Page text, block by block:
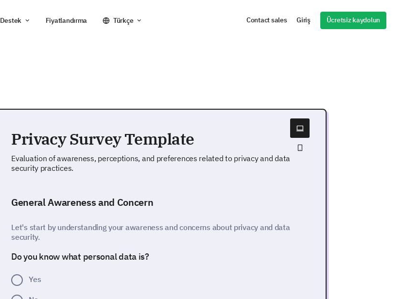
Destek Fiyatlandırma Türkçe Contact sales Giriş Ücretsiz kaydolun
Privacy Survey Template
Evaluation of awareness, perceptions, and preferences related to privacy and data
security practices.
General Awareness and Concern
Let's start by understanding your awareness and concerns about privacy and data
security.
Do you know what personal data is?
Yes